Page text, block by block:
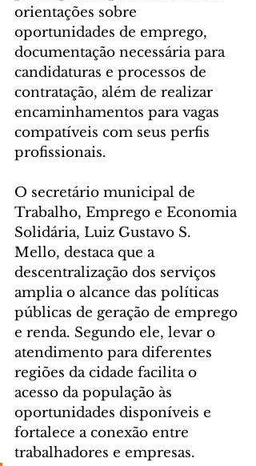
orientações sobre
oportunidades de emprego,
documentação necessária para
candidaturas e processos de
contratação, além de realizar
encaminhamentos para vagas
compatíveis com seus perfis
profissionais.
O secretário municipal de
Trabalho, Emprego e Economia
Solidária, Luiz Gustavo S.
Mello, destaca que a
descentralização dos serviços
amplia o alcance das políticas
públicas de geração de emprego
e renda. Segundo ele, levar o
atendimento para diferentes
regiões da cidade facilita o
acesso da população às
oportunidades disponíveis e
fortalece a conexão entre
trabalhadores e empresas.